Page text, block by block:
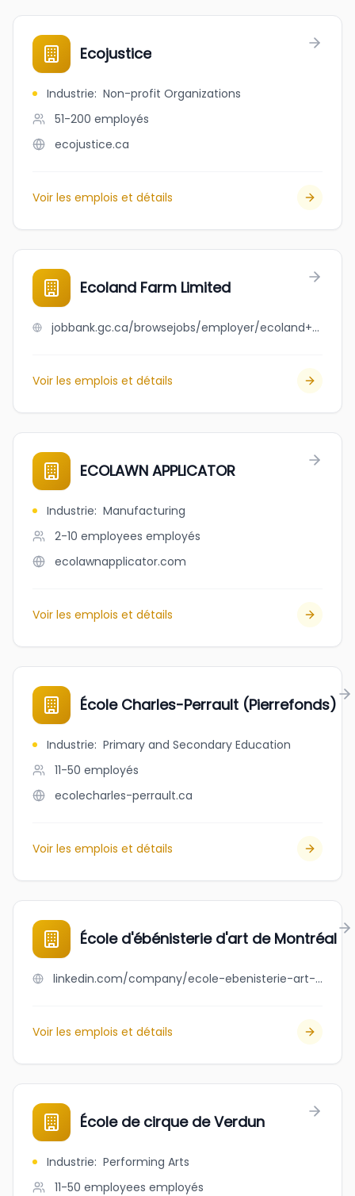
Ecojustice
Industrie: Non-profit Organizations
51-200 employés
ecojustice.ca
Voir les emplois et détails
Ecoland Farm Limited
jobbank.gc.ca/browsejobs/employer/ecoland+farm+limited/ca
Voir les emplois et détails
ECOLAWN APPLICATOR
Industrie: Manufacturing
2-10 employees employés
ecolawnapplicator.com
Voir les emplois et détails
École Charles-Perrault (Pierrefonds)
Industrie: Primary and Secondary Education
11-50 employés
ecolecharles-perrault.ca
Voir les emplois et détails
École d'ébénisterie d'art de Montréal
linkedin.com/company/ecole-ebenisterie-art-montreal
Voir les emplois et détails
École de cirque de Verdun
Industrie: Performing Arts
11-50 employees employés